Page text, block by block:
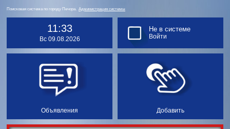
Поисковая система по городу Печора. Администрация системы
11:33
Вс 09.08.2026
Объявления Добавить
Не в системе
Войти